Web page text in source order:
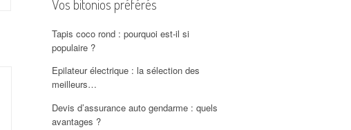
Vos bitonios préférés
Tapis coco rond : pourquoi est-il si
populaire ?
Epilateur électrique : la sélection des
meilleurs…
Devis d’assurance auto gendarme : quels
avantages ?